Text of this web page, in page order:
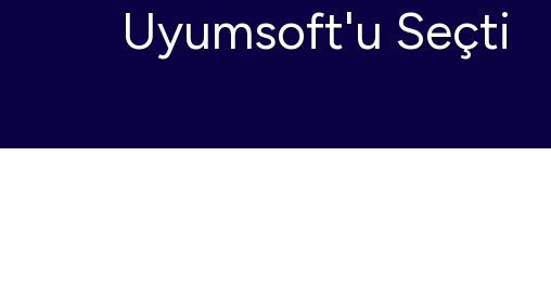
Uyumsoft'u Seçti